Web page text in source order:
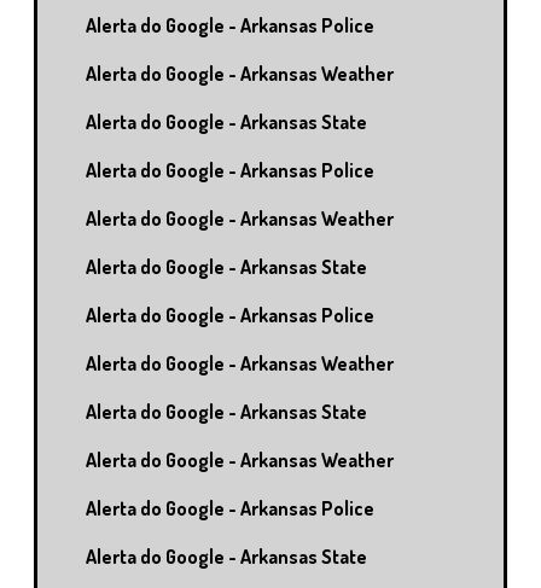
Alerta do Google - Arkansas Police
Alerta do Google - Arkansas Weather
Alerta do Google - Arkansas State
Alerta do Google - Arkansas Police
Alerta do Google - Arkansas Weather
Alerta do Google - Arkansas State
Alerta do Google - Arkansas Police
Alerta do Google - Arkansas Weather
Alerta do Google - Arkansas State
Alerta do Google - Arkansas Weather
Alerta do Google - Arkansas Police
Alerta do Google - Arkansas State